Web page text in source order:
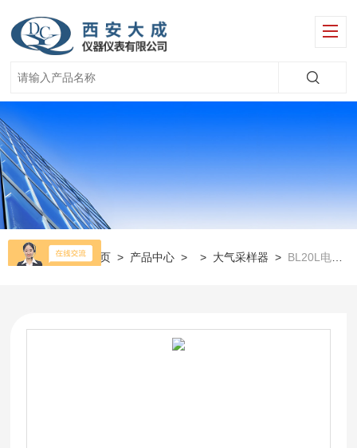
当前位置： 首页 > 产品中心 > > 大气采样器 > BL20L电子皂膜流量计 粉尘采样器的流量校准